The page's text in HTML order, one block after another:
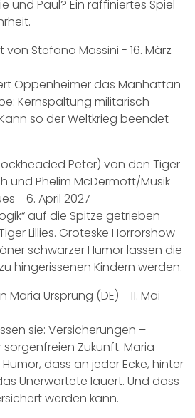
und Paul? Ein raffiniertes Spiel
Stefano Massini - 16. März
Oppenheimer das Manhattan
Kernspaltung militärisch
so der Weltkrieg beendet
Peter) von den Tiger
und Phelim McDermott/Musik
- 6. April 2027
auf die Spitze getrieben
Lillies. Groteske Horrorshow
schwarzer Humor lassen die
hingerissenen Kindern werden.
Ursprung (DE) - 11. Mai
sie: Versicherungen –
Zukunft. Maria
dass an jeder Ecke, hinter
Unerwartete lauert. Und dass
werden kann.